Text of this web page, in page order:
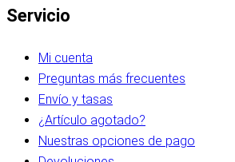
Servicio
Mi cuenta
Preguntas más frecuentes
Envío y tasas
¿Artículo agotado?
Nuestras opciones de pago